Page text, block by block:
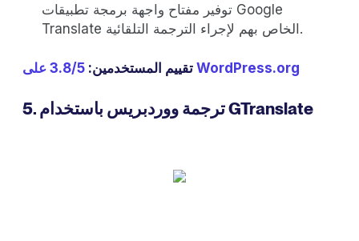
توفير مفتاح واجهة برمجة تطبيقات Google
Translate الخاص بهم لإجراء الترجمة التلقائية.
تقييم المستخدمين: 3.8/5 على WordPress.org
5. ترجمة ووردبريس باستخدام GTranslate